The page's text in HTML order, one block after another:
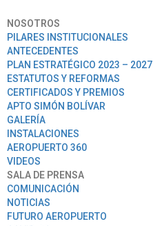
NOSOTROS
PILARES INSTITUCIONALES
ANTECEDENTES
PLAN ESTRATÉGICO 2023 – 2027
ESTATUTOS Y REFORMAS
CERTIFICADOS Y PREMIOS
APTO SIMÓN BOLÍVAR
GALERÍA
INSTALACIONES
AEROPUERTO 360
VIDEOS
SALA DE PRENSA
COMUNICACIÓN
NOTICIAS
FUTURO AEROPUERTO